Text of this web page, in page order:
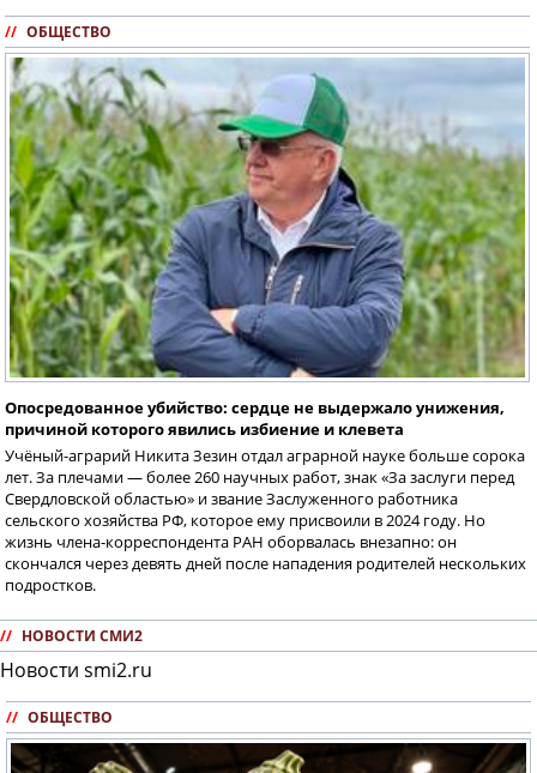
// ОБЩЕСТВО
Опосредованное убийство: сердце не выдержало унижения,
причиной которого явились избиение и клевета
Учёный-аграрий Никита Зезин отдал аграрной науке больше сорока
лет. За плечами — более 260 научных работ, знак «За заслуги перед
Свердловской областью» и звание Заслуженного работника
сельского хозяйства РФ, которое ему присвоили в 2024 году. Но
жизнь члена-корреспондента РАН оборвалась внезапно: он
скончался через девять дней после нападения родителей нескольких
подростков.
// НОВОСТИ СМИ2
Новости smi2.ru
// ОБЩЕСТВО